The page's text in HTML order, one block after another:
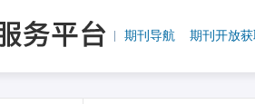
期刊导航 期刊开放获